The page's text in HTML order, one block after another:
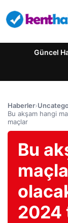
Güncel
Haberler›
Bu akşam hangi
maçlar
Bu
2024